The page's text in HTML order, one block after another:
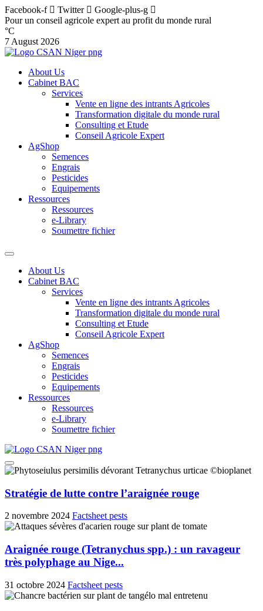
Facebook-f Twitter
Google-plus-g
Pour un conseil agricole expert au profit du monde rural
°C
7 August 2026
About Us
Cabinet BAC
Services
Vente en ligne des intrants Agricoles
Transformation digitale du monde rural
Consulting et Etude
Conseil Agricole Expert
AgShop
Semences
Engrais
Pesticides
Equipements
Ressources
Ressources
e-Library
Soumettre fichier
About Us
Cabinet BAC
Services
Vente en ligne des intrants Agricoles
Transformation digitale du monde rural
Consulting et Etude
Conseil Agricole Expert
AgShop
Semences
Engrais
Pesticides
Equipements
Ressources
Ressources
e-Library
Soumettre fichier
Stratégie de lutte contre l’araignée rouge
2 novembre 2024 Factsheet pests
Araignée rouge (Tetranychus spp.) : un ravageur
très polyphage au Nige...
31 octobre 2024 Factsheet pests